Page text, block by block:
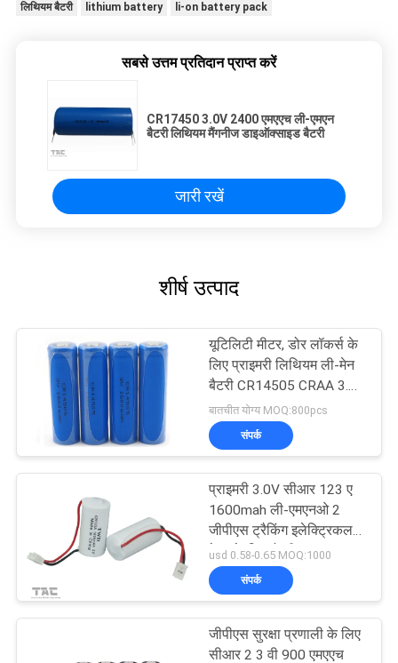
लिथियम बैटरी lithium battery li-on battery pack
सबसे उत्तम प्रतिदान प्राप्त करें
CR17450 3.0V 2400 एमएएच ली-एमएन
बैटरी लिथियम मैंगनीज डाइऑक्साइड बैटरी
जारी रखें
शीर्ष उत्पाद
यूटिलिटी मीटर, डोर लॉकर्स के
लिए प्राइमरी लिथियम ली-मेन
बैटरी CR14505 CRAA 3.0V
1500mAh
बातचीत योग्य MOQ:800pcs
संपर्क
प्राइमरी 3.0V सीआर 123 ए
1600mah ली-एमएनओ 2
जीपीएस ट्रैकिंग इलेक्ट्रिकल
मेटर के लिए बैटरी
usd 0.58-0.65 MOQ:1000
संपर्क
जीपीएस सुरक्षा प्रणाली के लिए
सीआर 2 3 वी 900 एमएएच